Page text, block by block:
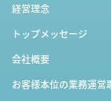
経営理念
トップメッセージ
会社概要
お客様本位の業務運営